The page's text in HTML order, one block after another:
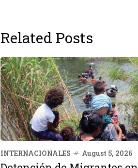
Related Posts
INTERNACIONALES August 5, 2026